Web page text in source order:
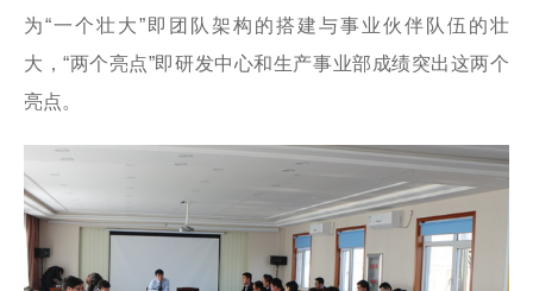
为“一个壮大”即团队架构的搭建与事业伙伴队伍的壮
大，“两个亮点”即研发中心和生产事业部成绩突出这两个
亮点。